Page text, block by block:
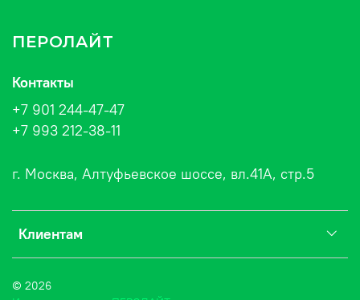
ПЕРОЛАЙТ
Клиентам
Контакты
+7 901 244-47-47
+7 993 212-38-11
г. Москва, Алтуфьевское шоссе, вл.41А, стр.5
© 2026